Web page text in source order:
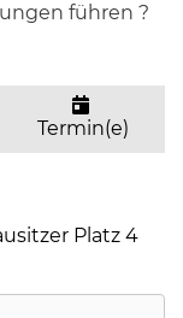
führen ?
Termin(e)
Platz 4